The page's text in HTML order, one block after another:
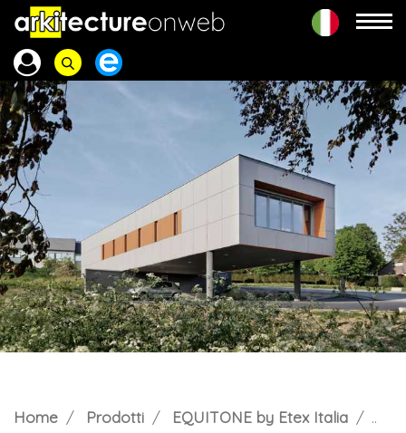
Home Prodotti EQUITONE by Etex Italia